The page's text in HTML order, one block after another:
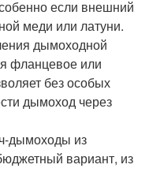
если внешний
меди или латуни.
дымоходной
фланцевое или
без особых
дымоход через
дымоходы из
вариант, из